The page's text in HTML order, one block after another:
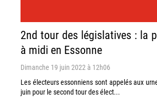
2nd tour des législatives : la
à midi en Essonne
Dimanche 19 juin 2022 à 12h06
Les électeurs essonniens sont appelés aux
juin pour le second tour des élect...